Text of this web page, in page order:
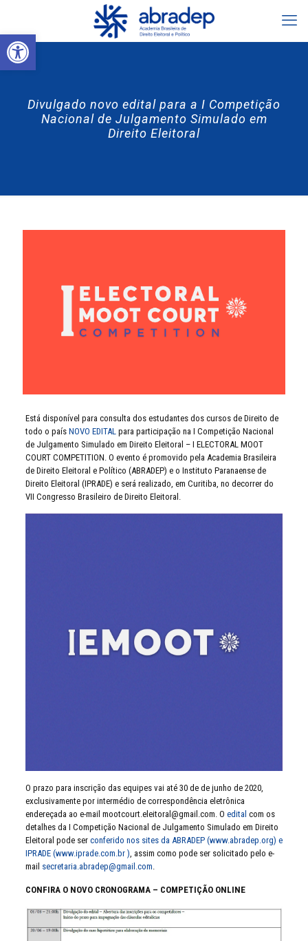
Abrir a barra de ferramentas
Divulgado novo edital para a I Competição
Nacional de Julgamento Simulado em
Direito Eleitoral
Está disponível para consulta dos estudantes dos cursos de Direito de
todo o país NOVO EDITAL para participação na I Competição Nacional
de Julgamento Simulado em Direito Eleitoral – I ELECTORAL MOOT
COURT COMPETITION. O evento é promovido pela Academia Brasileira
de Direito Eleitoral e Político (ABRADEP) e o Instituto Paranaense de
Direito Eleitoral (IPRADE) e será realizado, em Curitiba, no decorrer do
VII Congresso Brasileiro de Direito Eleitoral.
O prazo para inscrição das equipes vai até 30 de de junho de 2020,
exclusivamente por intermédio de correspondência eletrônica
endereçada ao e-mail mootcourt.eleitoral@gmail.com. O edital com os
detalhes da I Competição Nacional de Julgamento Simulado em Direito
Eleitoral pode ser conferido nos sites da ABRADEP (www.abradep.org) e
IPRADE (www.iprade.com.br ), assim como pode ser solicitado pelo e-
mail secretaria.abradep@gmail.com.
CONFIRA O NOVO CRONOGRAMA – COMPETIÇÃO ONLINE